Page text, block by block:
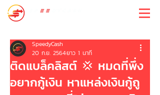
ติดแบล็คลิสต์ 💢 หมดที่พึ่ง
อยากกู้เงิน หาแหล่งเงินกู้ถู
SpeedyCash
20 ก.ย. 2564ยาว 1 นาที